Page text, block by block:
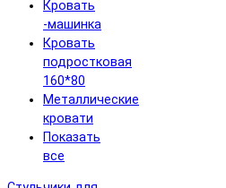
Кровать
-машинка
Кровать
подростковая
160*80
Металлические
кровати
Показать
все